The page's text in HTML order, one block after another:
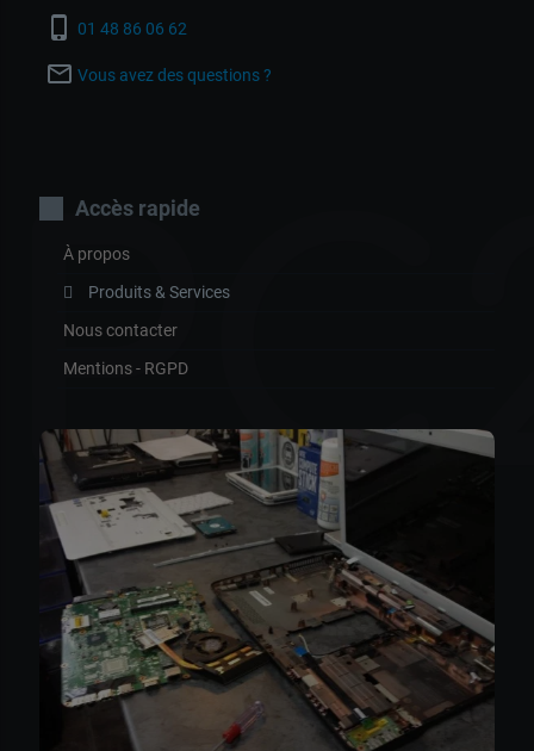
phone_iphone 01 48 86 06 62
mail_outline Vous avez des questions ?
Accès rapide
À propos
Produits & Services
Nous contacter
Mentions - RGPD